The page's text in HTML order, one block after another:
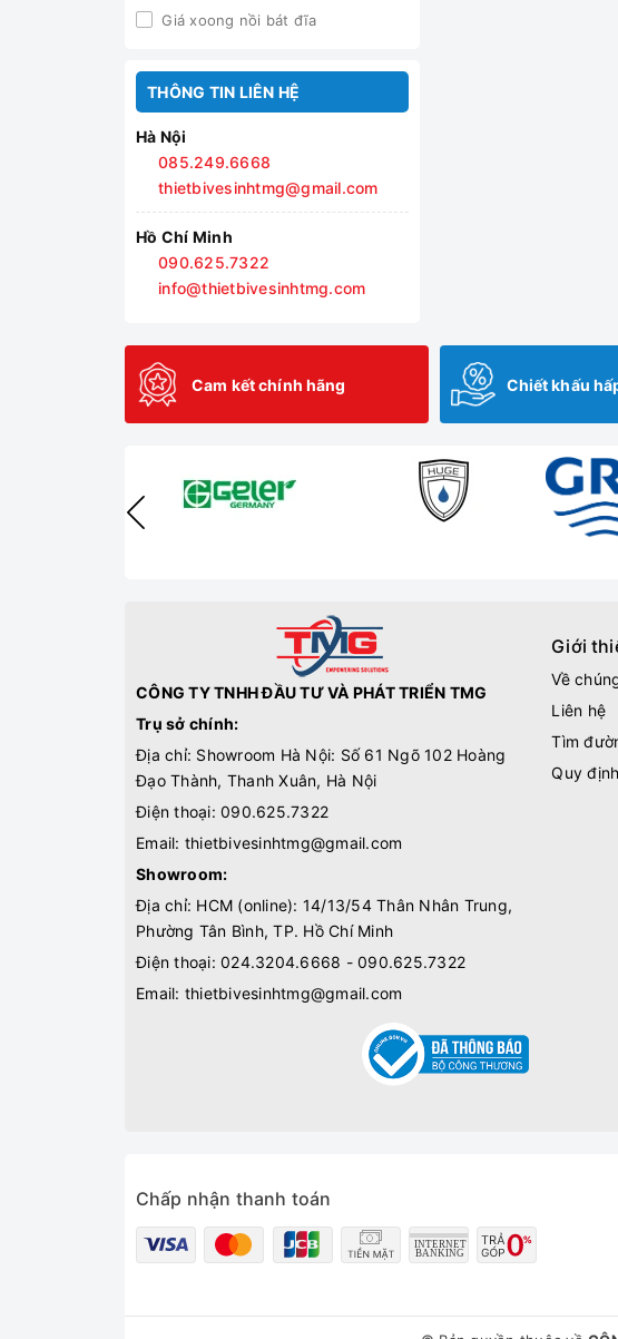
Giá xoong nồi bát đĩa
THÔNG TIN LIÊN HỆ
Hà Nội
085.249.6668
thietbivesinhtmg@gmail.com
Hồ Chí Minh
090.625.7322
info@thietbivesinhtmg.com
Cam kết chính hãng Chiết khấu
CÔNG TY TNHH ĐẦU TƯ VÀ PHÁT TRIỂN TMG
Trụ sở chính:
Địa chỉ: Showroom Hà Nội: Số 61 Ngõ 102 Hoàng
Đạo Thành, Thanh Xuân, Hà Nội
Điện thoại: 090.625.7322
Email: thietbivesinhtmg@gmail.com
Showroom:
Địa chỉ: HCM (online): 14/13/54 Thân Nhân Trung,
Phường Tân Bình, TP. Hồ Chí Minh
Điện thoại: 024.3204.6668 - 090.625.7322
Email: thietbivesinhtmg@gmail.com
Giới
Về
Liên hệ
Tìm
Quy
Chấp nhận thanh toán